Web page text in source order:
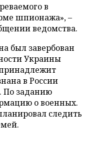
в
шпионажа», –
ведомства.
был завербован
Украины
в России
По заданию
о военных.
следить